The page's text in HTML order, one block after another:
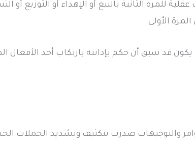
عقلية للمرة الثانية بالبيع أو الإهداء أو التوزيع
الأولى.
والتوجيهات صدرت بتكثيف وتشديد الحملات